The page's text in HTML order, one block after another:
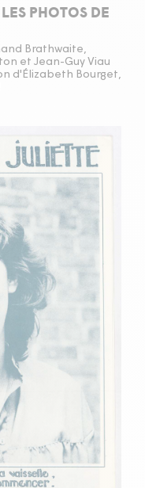
PHOTOS DE
Brathwaite,
et Jean-Guy Viau
d'Élizabeth Bourget,